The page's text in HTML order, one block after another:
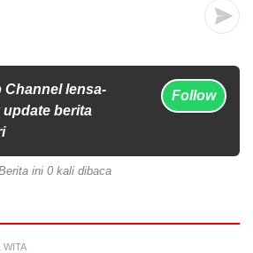
Channel lensa-
berita
Follow
ini 0 kali dibaca
WITA